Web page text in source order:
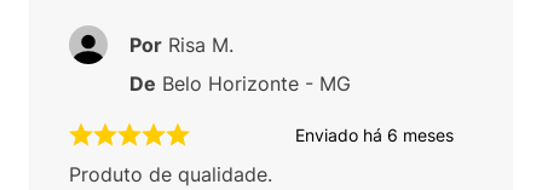
Enviado há 6 meses
Produto de qualidade.
Por Risa M.
De Belo Horizonte - MG